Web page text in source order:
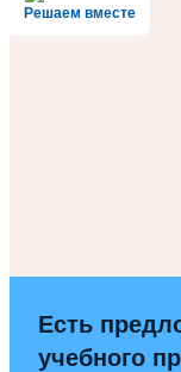
Решаем вместе
Есть
учебного